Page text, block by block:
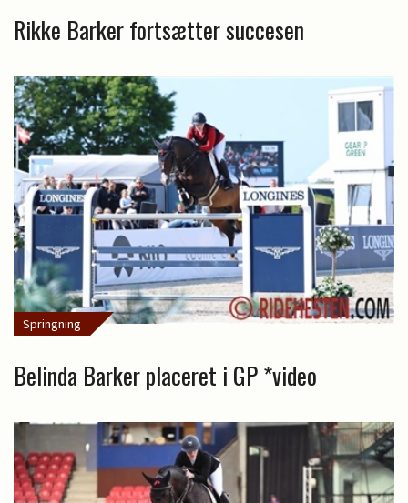
Rikke Barker fortsætter succesen
Springning
Belinda Barker placeret i GP *video